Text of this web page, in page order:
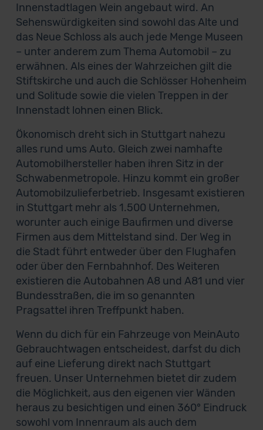
Innenstadtlagen Wein angebaut wird. An
Sehenswürdigkeiten sind sowohl das Alte und
das Neue Schloss als auch jede Menge Museen
– unter anderem zum Thema Automobil – zu
erwähnen. Als eines der Wahrzeichen gilt die
Stiftskirche und auch die Schlösser Hohenheim
und Solitude sowie die vielen Treppen in der
Innenstadt lohnen einen Blick.
Ökonomisch dreht sich in Stuttgart nahezu
alles rund ums Auto. Gleich zwei namhafte
Automobilhersteller haben ihren Sitz in der
Schwabenmetropole. Hinzu kommt ein großer
Automobilzulieferbetrieb. Insgesamt existieren
in Stuttgart mehr als 1.500 Unternehmen,
worunter auch einige Baufirmen und diverse
Firmen aus dem Mittelstand sind. Der Weg in
die Stadt führt entweder über den Flughafen
oder über den Fernbahnhof. Des Weiteren
existieren die Autobahnen A8 und A81 und vier
Bundesstraßen, die im so genannten
Pragsattel ihren Treffpunkt haben.
Wenn du dich für ein Fahrzeuge von MeinAuto
Gebrauchtwagen entscheidest, darfst du dich
auf eine Lieferung direkt nach Stuttgart
freuen. Unser Unternehmen bietet dir zudem
die Möglichkeit, aus den eigenen vier Wänden
heraus zu besichtigen und einen 360° Eindruck
sowohl vom Innenraum als auch dem